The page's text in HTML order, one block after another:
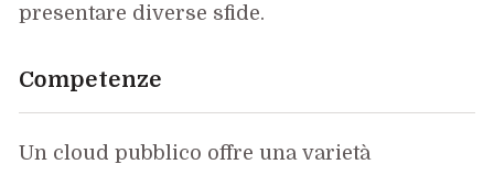
presentare diverse sfide.
Competenze
Un cloud pubblico offre una varietà